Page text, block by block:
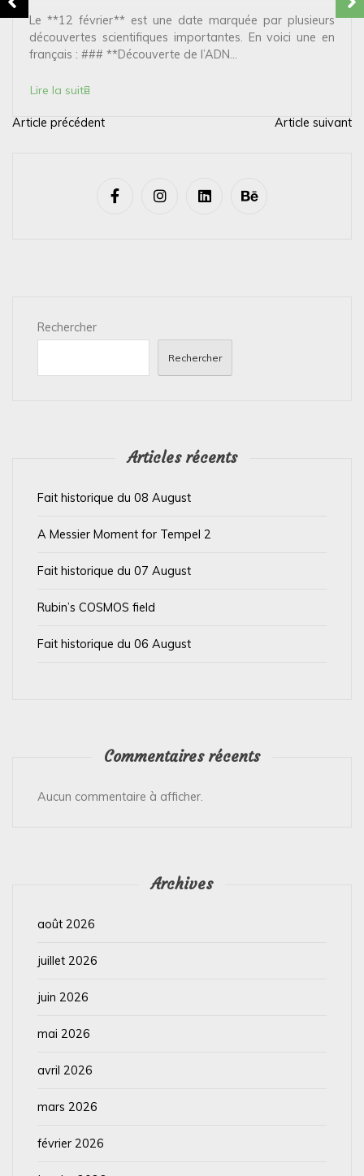
Le **12 février** est une date marquée par plusieurs
découvertes scientifiques importantes. En voici une en
français : ### **Découverte de l’ADN...
Lire la suite
N
Article précédent Article suivant
Rechercher
Rechercher
Articles récents
Fait historique du 08 August
A Messier Moment for Tempel 2
Fait historique du 07 August
Rubin’s COSMOS field
Fait historique du 06 August
Commentaires récents
Aucun commentaire à afficher.
Archives
août 2026
juillet 2026
juin 2026
mai 2026
avril 2026
mars 2026
février 2026